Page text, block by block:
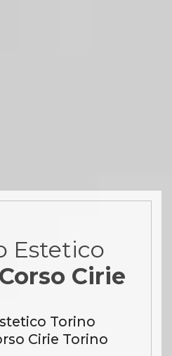
Estetico
Corso Cirie
Torino
Cirie Torino